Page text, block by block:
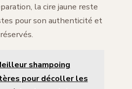
la cire jaune reste
pour son authenticité et
shampoing
pour décoller les